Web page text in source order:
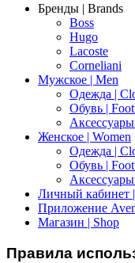
Бренды | Brands
Boss
Hugo
Lacoste
Corneliani
Мужское | Men
Одежда |
Обувь |
Женское | Women
Одежда |
Обувь |
Личный кабинет
Приложение
Магазин | Shop
Правила